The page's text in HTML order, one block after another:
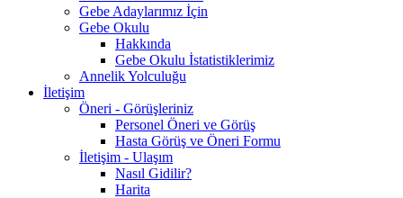
Gebe Adaylarımız İçin
Gebe Okulu
Hakkında
Gebe Okulu İstatistiklerimiz
Annelik Yolculuğu
İletişim
Öneri - Görüşleriniz
Personel Öneri ve Görüş
Hasta Görüş ve Öneri Formu
İletişim - Ulaşım
Nasıl Gidilir?
Harita